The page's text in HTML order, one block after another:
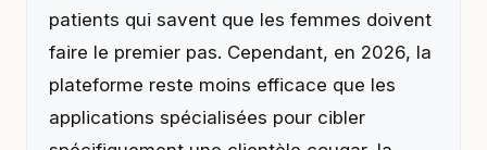
patients qui savent que les femmes doivent
faire le premier pas. Cependant, en 2026, la
plateforme reste moins efficace que les
applications spécialisées pour cibler